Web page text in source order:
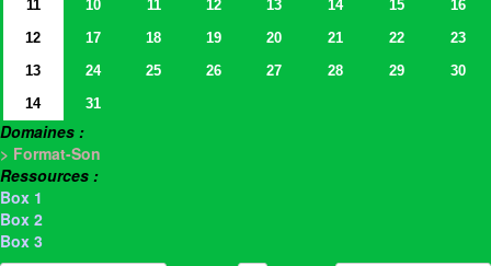
11
10 11 12 13 14 15
16
12
17 18 19 20 21 22
23
13
24 25 26 27 28 29
30
14
31
Domaines :
> Format-Son
Ressources :
Box 1
Box 2
Box 3